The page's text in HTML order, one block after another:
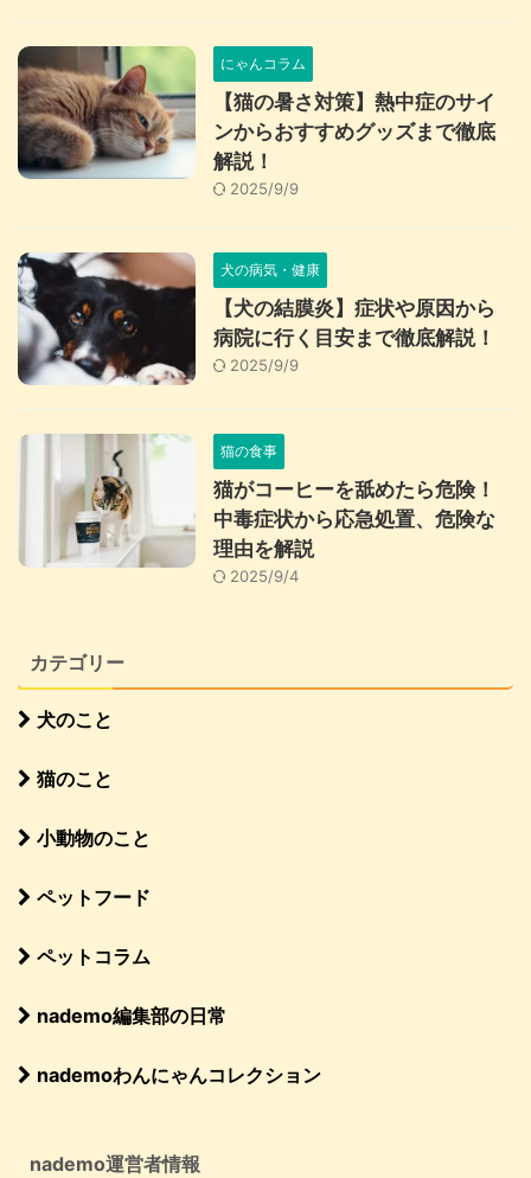
にゃんコラム
【猫の暑さ対策】熱中症のサイ
ンからおすすめグッズまで徹底
解説！
2025/9/9
犬の病気・健康
【犬の結膜炎】症状や原因から
病院に行く目安まで徹底解説！
2025/9/9
猫の食事
猫がコーヒーを舐めたら危険！
中毒症状から応急処置、危険な
理由を解説
2025/9/4
カテゴリー
犬のこと
猫のこと
小動物のこと
ペットフード
ペットコラム
nademo編集部の日常
nademoわんにゃんコレクション
nademo運営者情報